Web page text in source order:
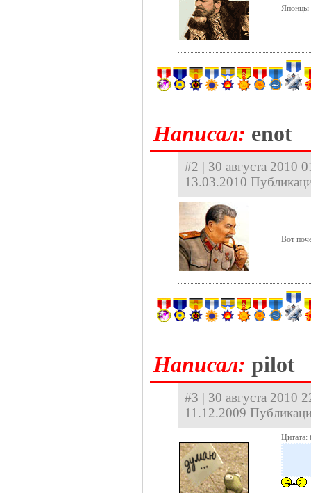
Японцы
Hаписал: enot
#2 | 30 августа 2010
13.03.2010
Вот
Hаписал: pilot
#3 | 30 августа 2010
11.12.2009
Цитата: